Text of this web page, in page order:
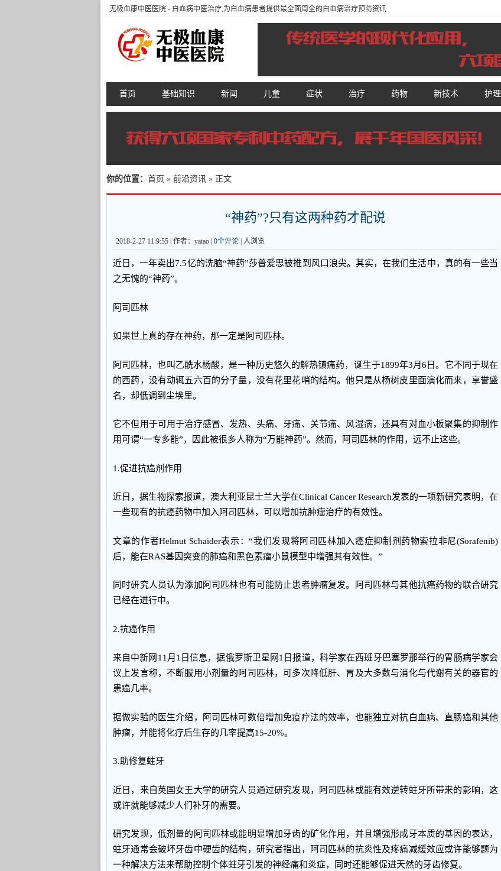
无极血康中医医院 - 白血病中医治疗,为白血病患者提供最全面周全的白血病治疗预防资讯
首页 基础知识 新闻 儿童 症状 治疗 药物 新技术 护理
你的位置： 首页 » 前沿资讯 » 正文
“神药”?只有这两种药才配说
2018-2-27 11:9:55 | 作者：yatao | 0个评论 人浏览
近日，一年卖出7.5亿的洗脑“神药”莎普爱思被推到风口浪尖。其实，在我们生活中，真的有一些当
之无愧的“神药”。
阿司匹林
如果世上真的存在神药，那一定是阿司匹林。
阿司匹林，也叫乙酰水杨酸，是一种历史悠久的解热镇痛药，诞生于1899年3月6日。它不同于现在
的西药，没有动辄五六百的分子量，没有花里花哨的结构。他只是从杨树皮里面演化而来，享誉盛
名，却低调到尘埃里。
它不但用于可用于治疗感冒、发热、头痛、牙痛、关节痛、风湿病，还具有对血小板聚集的抑制作
用可谓“一专多能”，因此被很多人称为“万能神药”。然而，阿司匹林的作用，远不止这些。
1.促进抗癌剂作用
近日，据生物探索报道，澳大利亚昆士兰大学在Clinical Cancer Research发表的一项新研究表明，在
一些现有的抗癌药物中加入阿司匹林，可以增加抗肿瘤治疗的有效性。
文章的作者Helmut Schaider表示：“我们发现将阿司匹林加入癌症抑制剂药物索拉非尼(Sorafenib)
后，能在RAS基因突变的肺癌和黑色素瘤小鼠模型中增强其有效性。”
同时研究人员认为添加阿司匹林也有可能防止患者肿瘤复发。阿司匹林与其他抗癌药物的联合研究
已经在进行中。
2.抗癌作用
来自中新网11月1日信息，据俄罗斯卫星网1日报道，科学家在西班牙巴塞罗那举行的胃肠病学家会
议上发言称，不断服用小剂量的阿司匹林，可多次降低肝、胃及大多数与消化与代谢有关的器官的
患癌几率。
据做实验的医生介绍，阿司匹林可数倍增加免疫疗法的效率，也能独立对抗白血病、直肠癌和其他
肿瘤，并能将化疗后生存的几率提高15-20%。
3.助修复蛀牙
近日，来自英国女王大学的研究人员通过研究发现，阿司匹林或能有效逆转蛀牙所带来的影响，这
或许就能够减少人们补牙的需要。
研究发现，低剂量的阿司匹林或能明显增加牙齿的矿化作用，并且增强形成牙本质的基因的表达，
蛀牙通常会破坏牙齿中硬齿的结构，研究者指出，阿司匹林的抗炎性及疼痛减缓效应或许能够题为
一种解决方法来帮助控制个体蛀牙引发的神经痛和炎症，同时还能够促进天然的牙齿修复。